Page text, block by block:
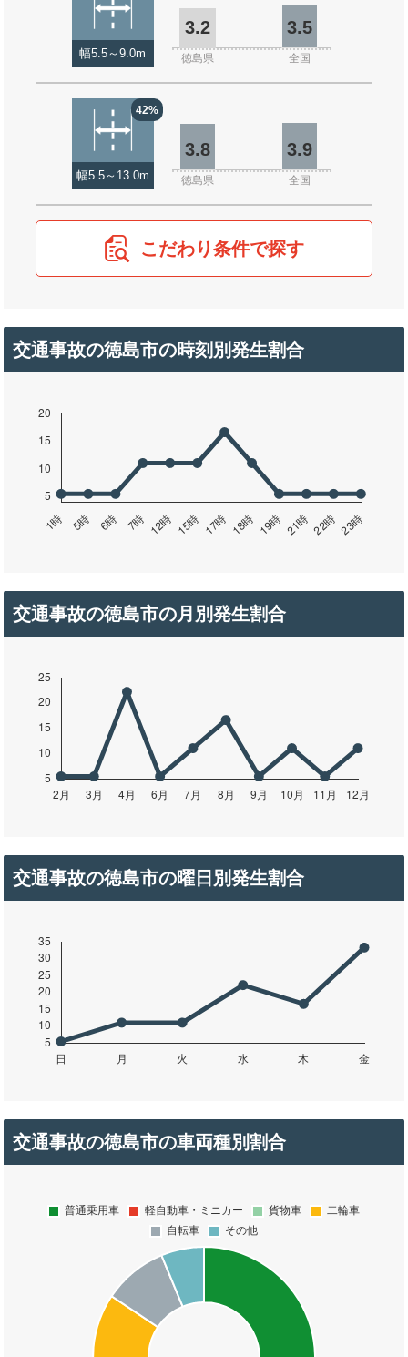
幅5.5～9.0m
3.2 3.5
徳島県 全国
42%
幅5.5～13.0m
3.8 3.9
徳島県 全国
こだわり条件で探す
交通事故の徳島市の時刻別発生割合
交通事故の徳島市の月別発生割合
交通事故の徳島市の曜日別発生割合
交通事故の徳島市の車両種別割合